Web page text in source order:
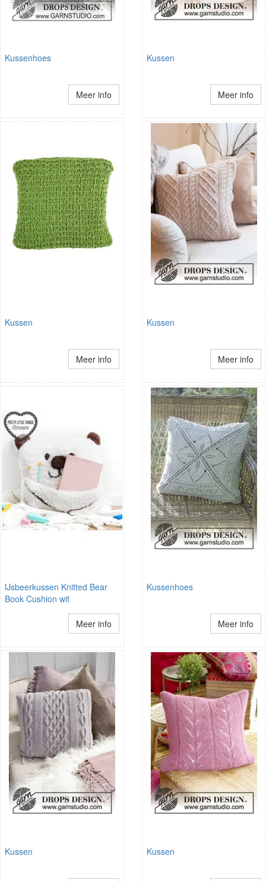
Kussenhoes
Meer info
Kussen
Meer info
Kussen
Meer info
Kussen
Meer info
IJsbeerkussen Knitted Bear
Book Cushion wit
Meer info
Kussenhoes
Meer info
Kussen Kussen